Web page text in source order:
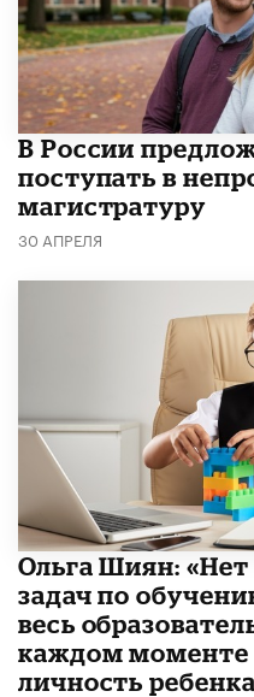
В России
поступать в
магистратуру
30 АПРЕЛЯ
Ольга Шиян:
задач по
весь
каждом моменте
личность